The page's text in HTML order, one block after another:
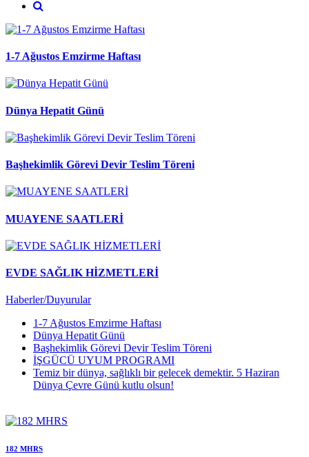
1-7 Ağustos Emzirme Haftası
Dünya Hepatit Günü
Başhekimlik Görevi Devir Teslim Töreni
MUAYENE SAATLERİ
EVDE SAĞLIK HİZMETLERİ
Haberler/Duyurular
1-7 Ağustos Emzirme Haftası
Dünya Hepatit Günü
Başhekimlik Görevi Devir Teslim Töreni
İŞGÜCÜ UYUM PROGRAMI
Temiz bir dünya, sağlıklı bir gelecek demektir. 5 Haziran
Dünya Çevre Günü kutlu olsun!
182 MHRS